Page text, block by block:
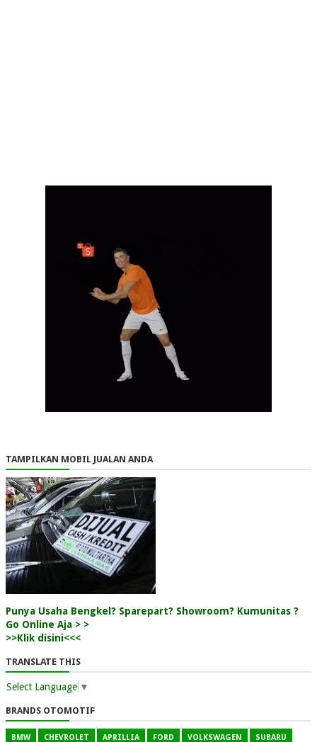
TAMPILKAN MOBIL JUALAN ANDA
Punya Usaha Bengkel? Sparepart? Showroom? Kumunitas ?
Go Online Aja > >
>>Klik disini<<<
TRANSLATE THIS
Select Language ▼
BRANDS OTOMOTIF
BMW CHEVROLET APRILLIA FORD VOLKSWAGEN SUBARU